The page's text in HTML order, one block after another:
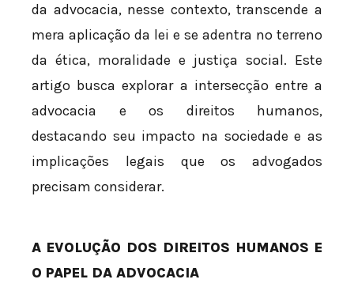
da advocacia, nesse contexto, transcende a
mera aplicação da lei e se adentra no terreno
da ética, moralidade e justiça social. Este
artigo busca explorar a intersecção entre a
advocacia e os direitos humanos,
destacando seu impacto na sociedade e as
implicações legais que os advogados
precisam considerar.
A EVOLUÇÃO DOS DIREITOS HUMANOS E
O PAPEL DA ADVOCACIA